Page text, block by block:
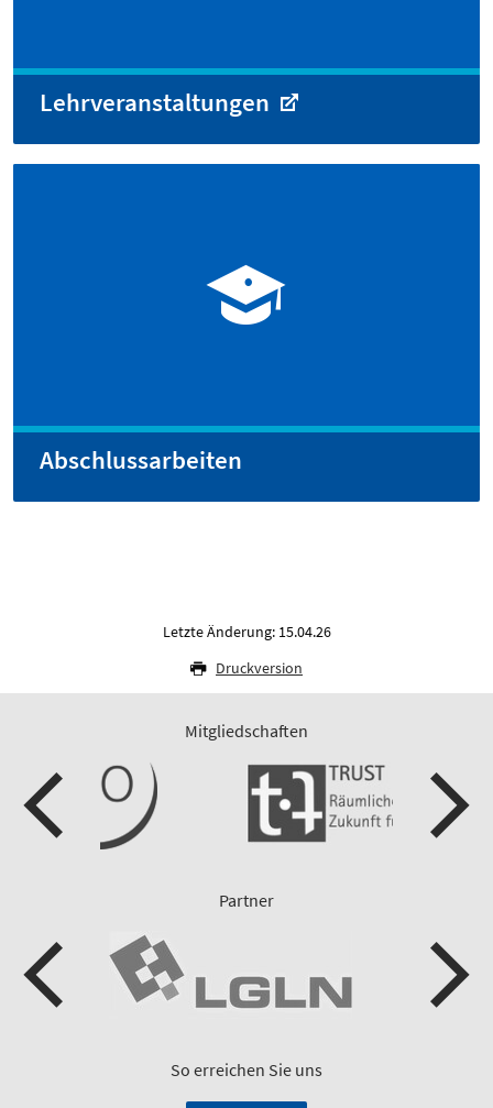
Lehrveranstaltungen
Abschlussarbeiten
Letzte Änderung: 15.04.26
Druckversion
Mitgliedschaften
Partner
So erreichen Sie uns